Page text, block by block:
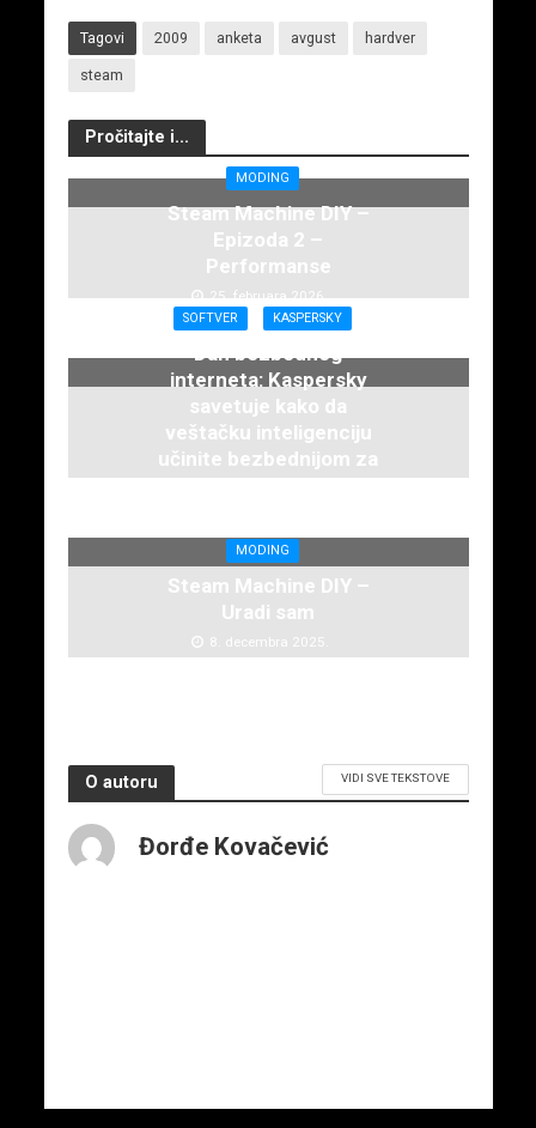
Tagovi 2009 anketa avgust hardver
steam
Pročitajte i...
MODING
Steam Machine DIY –
Epizoda 2 –
Performanse
25. februara 2026.
SOFTVER KASPERSKY
Dan bezbednog
interneta: Kaspersky
savetuje kako da
veštačku inteligenciju
učinite bezbednijom za
decu
MODING
Steam Machine DIY –
Uradi sam
8. decembra 2025.
O autoru VIDI SVE TEKSTOVE
Đorđe Kovačević